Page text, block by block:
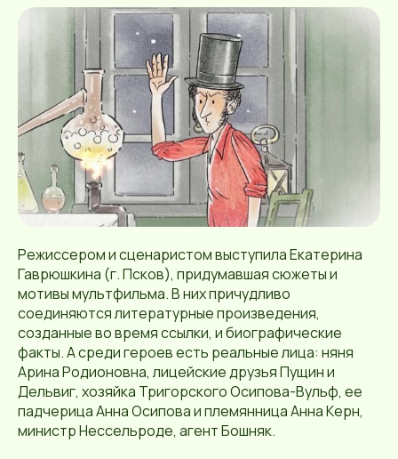
Режиссером и сценаристом выступила Екатерина
Гаврюшкина (г. Псков), придумавшая сюжеты и
мотивы мультфильма. В них причудливо
соединяются литературные произведения,
созданные во время ссылки, и биографические
факты. А среди героев есть реальные лица: няня
Арина Родионовна, лицейские друзья Пущин и
Дельвиг, хозяйка Тригорского Осипова-Вульф, ее
падчерица Анна Осипова и племянница Анна Керн,
министр Нессельроде, агент Бошняк.